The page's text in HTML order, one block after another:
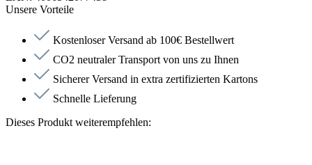
Unsere Vorteile
Kostenloser Versand ab 100€ Bestellwert
CO2 neutraler Transport von uns zu Ihnen
Sicherer Versand in extra zertifizierten Kartons
Schnelle Lieferung
Dieses Produkt weiterempfehlen: